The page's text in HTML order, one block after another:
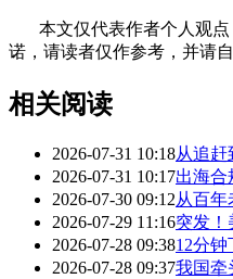
本文仅代表作者个人观点
诺，请读者仅作参考，并请
相关阅读
2026-07-31 10:18从追
2026-07-31 10:17出海合
2026-07-30 09:12从百
2026-07-29 11:16突发！
2026-07-28 09:3812分
2026-07-28 09:37我国牵